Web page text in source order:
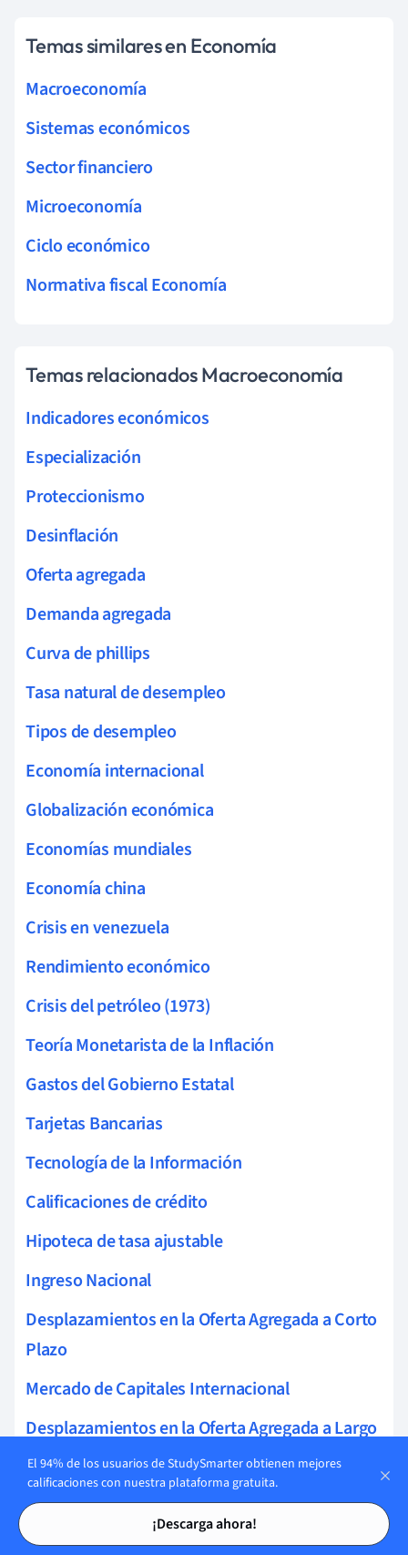
Tarjetas de estudio
Tarjetas de estudio
Temas similares en Economía
Macroeconomía
Sistemas económicos
Sector financiero
Microeconomía
Ciclo económico
Normativa fiscal Economía
Temas relacionados Macroeconomía
Indicadores económicos
Especialización
Proteccionismo
Desinflación
Oferta agregada
Demanda agregada
Curva de phillips
Tasa natural de desempleo
Tipos de desempleo
Economía internacional
Globalización económica
Economías mundiales
Economía china
Crisis en venezuela
Rendimiento económico
Crisis del petróleo (1973)
Teoría Monetarista de la Inflación
Gastos del Gobierno Estatal
Tarjetas Bancarias
Tecnología de la Información
Calificaciones de crédito
Hipoteca de tasa ajustable
Ingreso Nacional
Desplazamientos en la Oferta Agregada a Corto
Plazo
Mercado de Capitales Internacional
Desplazamientos en la Oferta Agregada a Largo
Plazo
Gasto en inversión
Régimen de Tipo de Cambio
El 94% de los usuarios de StudySmarter obtienen mejores
calificaciones con nuestra plataforma gratuita.
¡Descarga ahora!